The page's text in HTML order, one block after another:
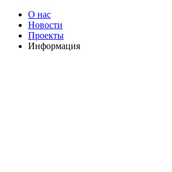
О нас
Новости
Проекты
Информация